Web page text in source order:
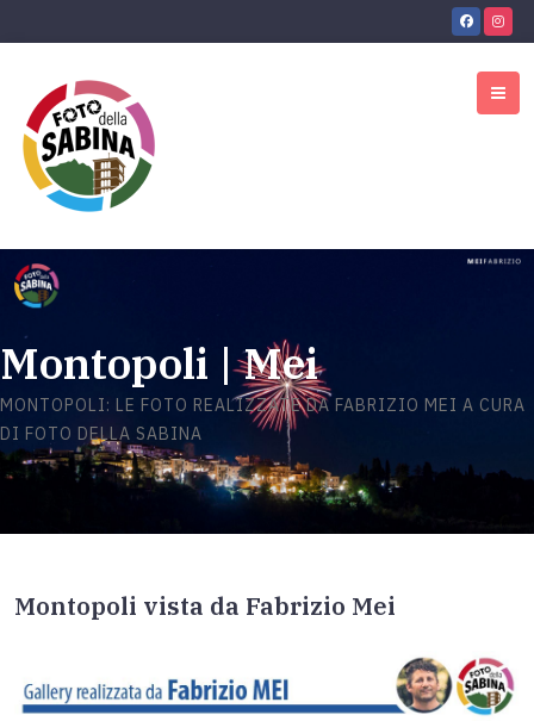
Montopoli | Mei
MONTOPOLI: LE FOTO REALIZZATE DA FABRIZIO MEI A CURA
DI FOTO DELLA SABINA
Montopoli vista da Fabrizio Mei